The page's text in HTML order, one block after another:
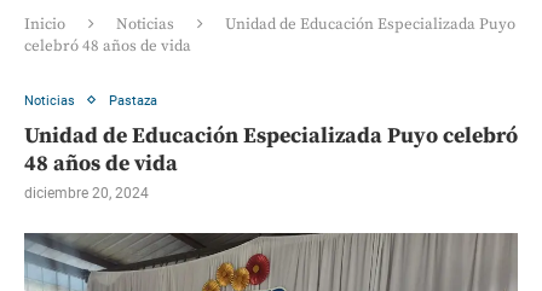
Inicio Noticias
Unidad de Educación Especializada Puyo
celebró 48 años de vida
Noticias Pastaza
Unidad de Educación Especializada Puyo celebró
48 años de vida
diciembre 20, 2024